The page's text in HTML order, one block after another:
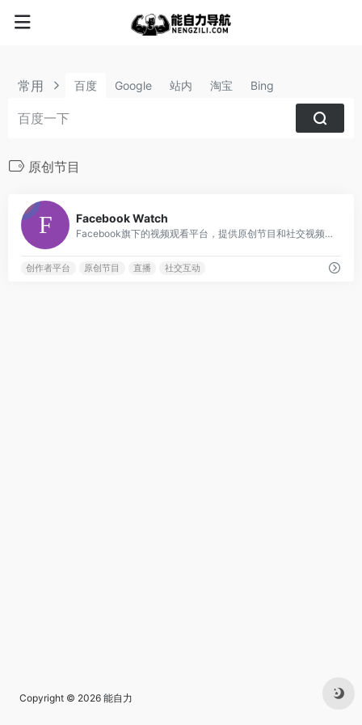
常用 百度 Google 站内 淘宝 Bing
原创节目
Facebook Watch
Facebook旗下的视频观看平台，提供原创节目和社交视频内容
创作者平台 原创节目 直播 社交互动
Copyright © 2026 能自力